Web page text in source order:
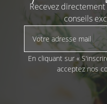
Recevez
conseils
En cliquant sur «
acceptez nos